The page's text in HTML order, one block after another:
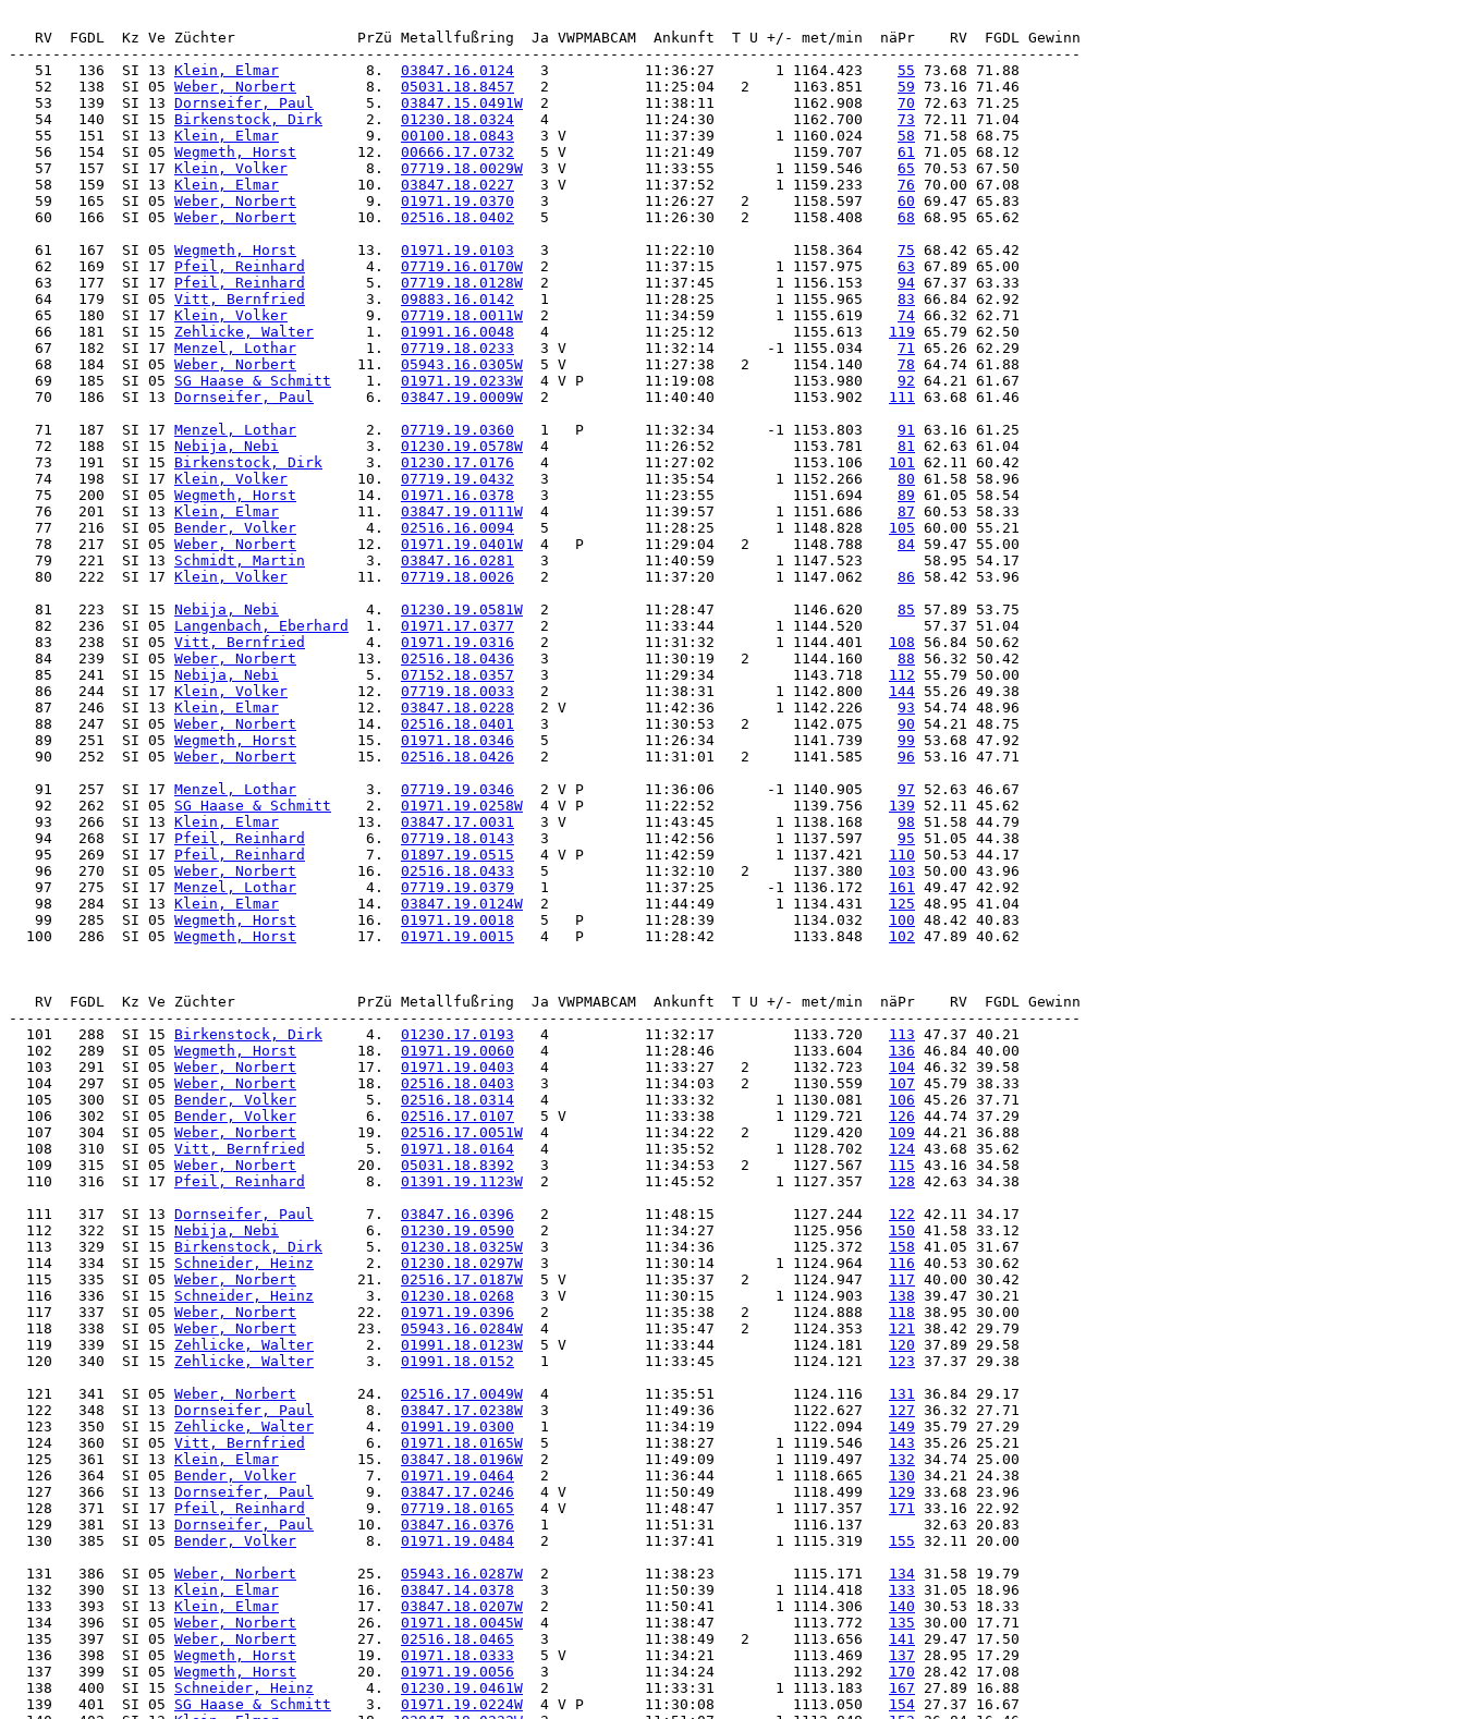
   RV  FGDL  Kz Ve Züchter              PrZü Metallfußring  Ja VWPMABCAM  Ankunft  T U +/- met/min  näPr    RV  FGDL Gewinn
   51   136  SI 13
Klein, Elmar
          8.
03847.16.0124
   3           11:36:27       1 1164.423
55
   52   138  SI 05
Weber, Norbert
        8.
05031.18.8457
   2           11:25:04   2     1163.851
59
   53   139  SI 13
Dornseifer, Paul
      5.
03847.15.0491W
  2           11:38:11         1162.908
70
   54   140  SI 15
Birkenstock, Dirk
     2.
01230.18.0324
   4           11:24:30         1162.700
73
   55   151  SI 13
Klein, Elmar
          9.
00100.18.0843
   3 V         11:37:39       1 1160.024
58
   56   154  SI 05
Wegmeth, Horst
       12.
00666.17.0732
   5 V         11:21:49         1159.707
61
   57   157  SI 17
Klein, Volker
         8.
07719.18.0029W
  3 V         11:33:55       1 1159.546
65
   58   159  SI 13
Klein, Elmar
         10.
03847.18.0227
   3 V         11:37:52       1 1159.233
76
   59   165  SI 05
Weber, Norbert
        9.
01971.19.0370
   3           11:26:27   2     1158.597
60
   60   166  SI 05
Weber, Norbert
       10.
02516.18.0402
   5           11:26:30   2     1158.408
68 68.95 65.62
   61   167  SI 05
Wegmeth, Horst
       13.
01971.19.0103
   3           11:22:10         1158.364
75
   62   169  SI 17
Pfeil, Reinhard
       4.
07719.16.0170W
  2           11:37:15       1 1157.975
63
   63   177  SI 17
Pfeil, Reinhard
       5.
07719.18.0128W
  2           11:37:45       1 1156.153
94
   64   179  SI 05
Vitt, Bernfried
       3.
09883.16.0142
   1           11:28:25       1 1155.965
83
   65   180  SI 17
Klein, Volker
         9.
07719.18.0011W
  2           11:34:59       1 1155.619
74
   66   181  SI 15
Zehlicke, Walter
      1.
01991.16.0048
   4           11:25:12         1155.613
119
   67   182  SI 17
Menzel, Lothar
        1.
07719.18.0233
   3 V         11:32:14      -1 1155.034
71
   68   184  SI 05
Weber, Norbert
       11.
05943.16.0305W
  5 V         11:27:38   2     1154.140
78
   69   185  SI 05
SG Haase & Schmitt
    1.
01971.19.0233W
  4 V P       11:19:08         1153.980
92
   70   186  SI 13
Dornseifer, Paul
      6.
03847.19.0009W
  2           11:40:40         1153.902
111 63.68 61.46
   71   187  SI 17
Menzel, Lothar
        2.
07719.19.0360
   1   P       11:32:34      -1 1153.803
91
   72   188  SI 15
Nebija, Nebi
          3.
01230.19.0578W
  4           11:26:52         1153.781
81
   73   191  SI 15
Birkenstock, Dirk
     3.
01230.17.0176
   4           11:27:02         1153.106
101
   74   198  SI 17
Klein, Volker
        10.
07719.19.0432
   3           11:35:54       1 1152.266
80
   75   200  SI 05
Wegmeth, Horst
       14.
01971.16.0378
   3           11:23:55         1151.694
89
   76   201  SI 13
Klein, Elmar
         11.
03847.19.0111W
  4           11:39:57       1 1151.686
87
   77   216  SI 05
Bender, Volker
        4.
02516.16.0094
   5           11:28:25       1 1148.828
105
   78   217  SI 05
Weber, Norbert
       12.
01971.19.0401W
  4   P       11:29:04   2     1148.788
84
   79   221  SI 13
Schmidt, Martin
       3.
03847.16.0281
   3           11:40:59       1 1147.523
   80   222  SI 17
Klein, Volker
        11.
07719.18.0026
   2           11:37:20       1 1147.062
86 58.42 53.96
   81   223  SI 15
Nebija, Nebi
          4.
01230.19.0581W
  2           11:28:47         1146.620
85
   82   236  SI 05
Langenbach, Eberhard
  1.
01971.17.0377
   2           11:33:44       1 1144.520
   83   238  SI 05
Vitt, Bernfried
       4.
01971.19.0316
   2           11:31:32       1 1144.401
108
   84   239  SI 05
Weber, Norbert
       13.
02516.18.0436
   3           11:30:19   2     1144.160
88
   85   241  SI 15
Nebija, Nebi
          5.
07152.18.0357
   3           11:29:34         1143.718
112
   86   244  SI 17
Klein, Volker
        12.
07719.18.0033
   2           11:38:31       1 1142.800
144
   87   246  SI 13
Klein, Elmar
         12.
03847.18.0228
   2 V         11:42:36       1 1142.226
93
   88   247  SI 05
Weber, Norbert
       14.
02516.18.0401
   3           11:30:53   2     1142.075
90
   89   251  SI 05
Wegmeth, Horst
       15.
01971.18.0346
   5           11:26:34         1141.739
99
   90   252  SI 05
Weber, Norbert
       15.
02516.18.0426
   2           11:31:01   2     1141.585
96 53.16 47.71
   91   257  SI 17
Menzel, Lothar
        3.
07719.19.0346
   2 V P       11:36:06      -1 1140.905
97
   92   262  SI 05
SG Haase & Schmitt
    2.
01971.19.0258W
  4 V P       11:22:52         1139.756
139
   93   266  SI 13
Klein, Elmar
         13.
03847.17.0031
   3 V         11:43:45       1 1138.168
98
   94   268  SI 17
Pfeil, Reinhard
       6.
07719.18.0143
   3           11:42:56       1 1137.597
95
   95   269  SI 17
Pfeil, Reinhard
       7.
01897.19.0515
   4 V P       11:42:59       1 1137.421
110
   96   270  SI 05
Weber, Norbert
       16.
02516.18.0433
   5           11:32:10   2     1137.380
103
   97   275  SI 17
Menzel, Lothar
        4.
07719.19.0379
   1           11:37:25      -1 1136.172
161
   98   284  SI 13
Klein, Elmar
         14.
03847.19.0124W
  2           11:44:49       1 1134.431
125
   99   285  SI 05
Wegmeth, Horst
       16.
01971.19.0018
   5   P       11:28:39         1134.032
100
  100   286  SI 05
Wegmeth, Horst
       17.
01971.19.0015
   4   P       11:28:42         1133.848
102 47.89 40.62
   RV  FGDL  Kz Ve Züchter              PrZü Metallfußring  Ja VWPMABCAM  Ankunft  T U +/- met/min  näPr    RV  FGDL Gewinn
  101   288  SI 15
Birkenstock, Dirk
     4.
01230.17.0193
   4           11:32:17         1133.720
113
  102   289  SI 05
Wegmeth, Horst
       18.
01971.19.0060
   4           11:28:46         1133.604
136
  103   291  SI 05
Weber, Norbert
       17.
01971.19.0403
   4           11:33:27   2     1132.723
104
  104   297  SI 05
Weber, Norbert
       18.
02516.18.0403
   3           11:34:03   2     1130.559
107
  105   300  SI 05
Bender, Volker
        5.
02516.18.0314
   4           11:33:32       1 1130.081
106
  106   302  SI 05
Bender, Volker
        6.
02516.17.0107
   5 V         11:33:38       1 1129.721
126
  107   304  SI 05
Weber, Norbert
       19.
02516.17.0051W
  4           11:34:22   2     1129.420
109
  108   310  SI 05
Vitt, Bernfried
       5.
01971.18.0164
   4           11:35:52       1 1128.702
124
  109   315  SI 05
Weber, Norbert
       20.
05031.18.8392
   3           11:34:53   2     1127.567
115
  110   316  SI 17
Pfeil, Reinhard
       8.
01391.19.1123W
  2           11:45:52       1 1127.357
128 42.63 34.38
  111   317  SI 13
Dornseifer, Paul
      7.
03847.16.0396
   2           11:48:15         1127.244
122
  112   322  SI 15
Nebija, Nebi
          6.
01230.19.0590
   2           11:34:27         1125.956
150
  113   329  SI 15
Birkenstock, Dirk
     5.
01230.18.0325W
  3           11:34:36         1125.372
158
  114   334  SI 15
Schneider, Heinz
      2.
01230.18.0297W
  3           11:30:14       1 1124.964
116
  115   335  SI 05
Weber, Norbert
       21.
02516.17.0187W
  5 V         11:35:37   2     1124.947
117
  116   336  SI 15
Schneider, Heinz
      3.
01230.18.0268
   3 V         11:30:15       1 1124.903
138
  117   337  SI 05
Weber, Norbert
       22.
01971.19.0396
   2           11:35:38   2     1124.888
118
  118   338  SI 05
Weber, Norbert
       23.
05943.16.0284W
  4           11:35:47   2     1124.353
121
  119   339  SI 15
Zehlicke, Walter
      2.
01991.18.0123W
  5 V         11:33:44         1124.181
120
  120   340  SI 15
Zehlicke, Walter
      3.
01991.18.0152
   1           11:33:45         1124.121
123 37.37 29.38
  121   341  SI 05
Weber, Norbert
       24.
02516.17.0049W
  4           11:35:51         1124.116
131
  122   348  SI 13
Dornseifer, Paul
      8.
03847.17.0238W
  3           11:49:36         1122.627
127
  123   350  SI 15
Zehlicke, Walter
      4.
01991.19.0300
   1           11:34:19         1122.094
149
  124   360  SI 05
Vitt, Bernfried
       6.
01971.18.0165W
  5           11:38:27       1 1119.546
143
  125   361  SI 13
Klein, Elmar
         15.
03847.18.0196W
  2           11:49:09       1 1119.497
132
  126   364  SI 05
Bender, Volker
        7.
01971.19.0464
   2           11:36:44       1 1118.665
130
  127   366  SI 13
Dornseifer, Paul
      9.
03847.17.0246
   4 V         11:50:49         1118.499
129
  128   371  SI 17
Pfeil, Reinhard
       9.
07719.18.0165
   4 V         11:48:47       1 1117.357
171
  129   381  SI 13
Dornseifer, Paul
     10.
03847.16.0376
   1           11:51:31         1116.137
  130   385  SI 05
Bender, Volker
        8.
01971.19.0484
   2           11:37:41       1 1115.319
155 32.11 20.00
  131   386  SI 05
Weber, Norbert
       25.
05943.16.0287W
  2           11:38:23         1115.171
134
  132   390  SI 13
Klein, Elmar
         16.
03847.14.0378
   3           11:50:39       1 1114.418
133
  133   393  SI 13
Klein, Elmar
         17.
03847.18.0207W
  2           11:50:41       1 1114.306
140
  134   396  SI 05
Weber, Norbert
       26.
01971.18.0045W
  4           11:38:47         1113.772
135
  135   397  SI 05
Weber, Norbert
       27.
02516.18.0465
   3           11:38:49   2     1113.656
141
  136   398  SI 05
Wegmeth, Horst
       19.
01971.18.0333
   5 V         11:34:21         1113.469
137
  137   399  SI 05
Wegmeth, Horst
       20.
01971.19.0056
   3           11:34:24         1113.292
170
  138   400  SI 15
Schneider, Heinz
      4.
01230.19.0461W
  2           11:33:31       1 1113.183
167
  139   401  SI 05
SG Haase & Schmitt
    3.
01971.19.0224W
  4 V P       11:30:08         1113.050
154